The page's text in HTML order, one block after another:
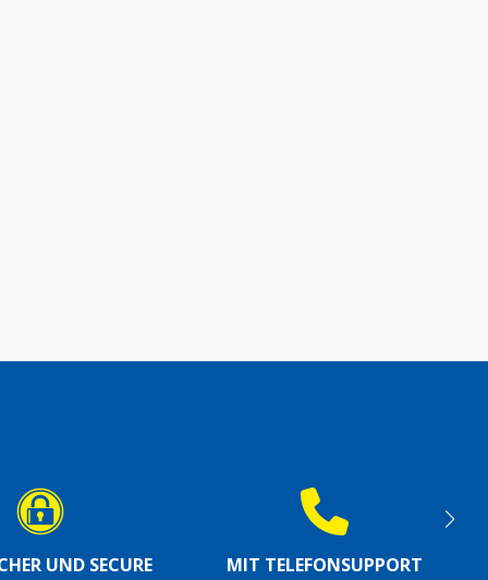
UND SECURE MIT TELEFONSUPPORT